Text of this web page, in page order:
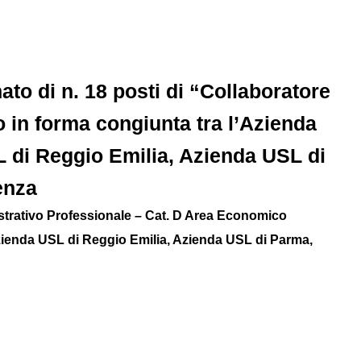
di n. 18 posti di “Collaboratore
forma congiunta tra l’Azienda
di Reggio Emilia, Azienda USL di
Professionale – Cat. D Area Economico
USL di Reggio Emilia, Azienda USL di Parma,